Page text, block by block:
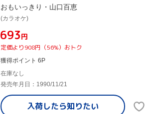
おもいっきり・山口百恵
(カラオケ)
¥693円
定価より908円（56%）おトク
獲得ポイント 6P
在庫なし
発売年月日：1990/11/21
入荷したら知りたい